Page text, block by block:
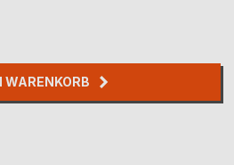
WARENKORB